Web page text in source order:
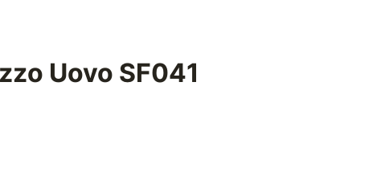
Uovo SF041